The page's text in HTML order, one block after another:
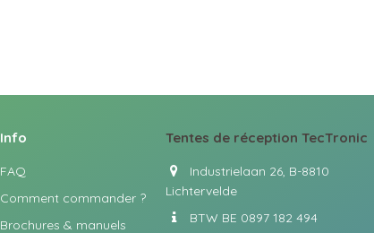
Info
FAQ
Comment commander ?
Brochures & manuels
Tentes de réception TecTronic
Industrielaan 26, B-8810
Lichtervelde
BTW BE 0897 182 494